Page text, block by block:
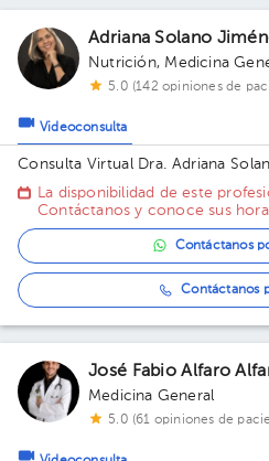
Adriana Solano
Nutrición, Medicina
5.0 (142 opiniones de
Videoconsulta
Consulta Virtual Dra. Adriana
La disponibilidad de este
Contáctanos y conoce sus
Contáctanos
Contáctanos
José Fabio Alfaro
Medicina General
5.0 (61 opiniones de